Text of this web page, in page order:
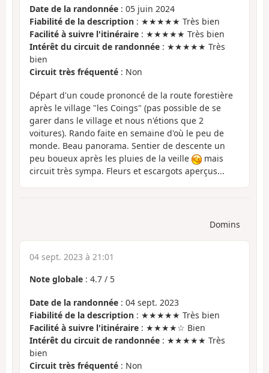
Date de la randonnée : 05 juin 2024
Fiabilité de la description : ★★★★★ Très bien
Facilité à suivre l'itinéraire : ★★★★★ Très bien
Intérêt du circuit de randonnée : ★★★★★ Très
bien
Circuit très fréquenté : Non
Départ d'un coude prononcé de la route forestière
après le village "les Coings" (pas possible de se
garer dans le village et nous n'étions que 2
voitures). Rando faite en semaine d'où le peu de
monde. Beau panorama. Sentier de descente un
peu boueux après les pluies de la veille
mais
circuit très sympa. Fleurs et escargots aperçus...
Domins
04 sept. 2023 à 21:01
Note globale : 4.7 / 5
Date de la randonnée : 04 sept. 2023
Fiabilité de la description : ★★★★★ Très bien
Facilité à suivre l'itinéraire : ★★★★☆ Bien
Intérêt du circuit de randonnée : ★★★★★ Très
bien
Circuit très fréquenté : Non